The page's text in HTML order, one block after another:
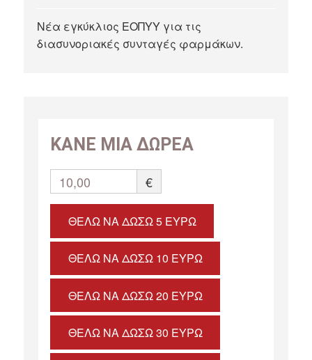
Νέα εγκύκλιος ΕΟΠΥΥ για τις
διασυνοριακές συνταγές φαρμάκων.
ΚΑΝΕ ΜΙΑ ΔΩΡΕΑ
10,00 €
ΘΈΛΩ ΝΑ ΔΏΣΩ 5 ΕΥΡΏ
ΘΈΛΩ ΝΑ ΔΏΣΩ 10 ΕΥΡΏ
ΘΈΛΩ ΝΑ ΔΏΣΩ 20 ΕΥΡΏ
ΘΈΛΩ ΝΑ ΔΏΣΩ 30 ΕΥΡΏ